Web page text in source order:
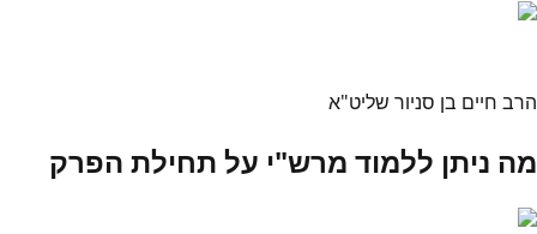
הרב חיים בן סניור שליט"א
מה ניתן ללמוד מרש"י על תחילת הפרק